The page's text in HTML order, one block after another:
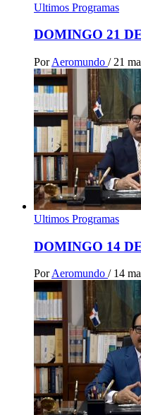
Ultimos Programas
DOMINGO 21
Por Aeromundo / 21
Ultimos Programas
DOMINGO 14
PorAeromundo / 14